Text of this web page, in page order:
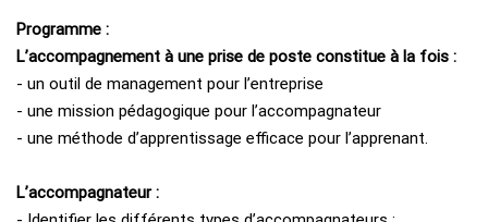
Programme :
L’accompagnement à une prise de poste constitue à la fois :
- un outil de management pour l’entreprise
- une mission pédagogique pour l’accompagnateur
- une méthode d’apprentissage efficace pour l’apprenant.
L’accompagnateur :